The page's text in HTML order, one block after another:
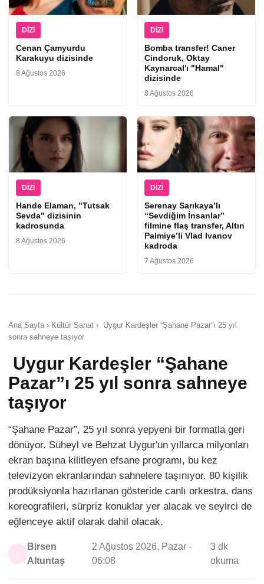
DIZI
Cenan Çamyurdu
Karakuyu dizisinde
8 Ağustos 2026
DIZI
Bomba transfer! Caner
Cindoruk, Oktay
Kaynarcal'ı "Hamal"
dizisinde
8 Ağustos 2026
DIZI
Hande Elaman, "Tutsak
Sevda" dizisinin
kadrosunda
8 Ağustos 2026
DIZI
Serenay Sarıkaya’lı
“Sevdiğim İnsanlar”
filmine flaş transfer, Altın
Palmiye’li Vlad Ivanov
kadroda
7 Ağustos 2026
Ana Sayfa › Kültür Sanat › Uygur Kardeşler “Şahane Pazar”ı 25 yıl
sonra sahneye taşıyor
Uygur Kardeşler “Şahane
Pazar”ı 25 yıl sonra sahneye
taşıyor
“Şahane Pazar”, 25 yıl sonra yepyeni bir formatla geri
dönüyor. Süheyl ve Behzat Uygur'un yıllarca milyonları
ekran başına kilitleyen efsane programı, bu kez
televizyon ekranlarından sahnelere taşınıyor. 80 kişilik
prodüksiyonla hazırlanan gösteride canlı orkestra, dans
koreografileri, sürpriz konuklar yer alacak ve seyirci de
eğlenceye aktif olarak dahil olacak.
Birsen
Altuntaş
2 Ağustos 2026, Pazar -
06:08
3 dk
okuma